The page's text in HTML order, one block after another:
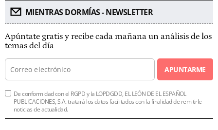
MIENTRAS DORMÍAS - NEWSLETTER
Apúntate gratis y recibe cada mañana un análisis de los
temas del día
APUNTARME
De conformidad con el RGPD y la LOPDGDD, EL LEÓN DE EL ESPAÑOL
PUBLICACIONES, S.A. tratará los datos facilitados con la finalidad de remitirle
noticias de actualidad.